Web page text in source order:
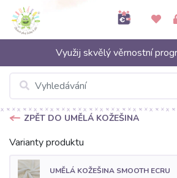
Využij skvělý věrnostní
ZPĚT DO UMĚLÁ KOŽEŠINA
Varianty produktu
UMĚLÁ KOŽEŠINA SMOOTH ECRU